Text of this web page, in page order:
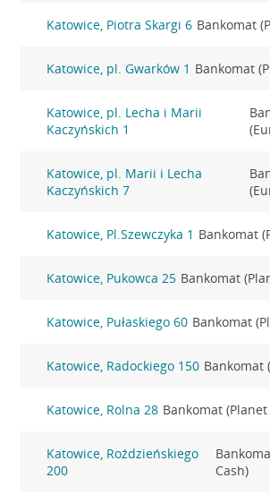
Katowice, Piotra Skargi 6 Bankomat
Katowice, pl. Gwarków 1 Bankomat
Katowice, pl. Lecha i Marii
Kaczyńskich 1
Katowice, pl. Marii i Lecha
Kaczyńskich 7
Katowice, Pl.Szewczyka 1 Bankomat
Katowice, Pukowca 25 Bankomat
Katowice, Pułaskiego 60 Bankomat
Katowice, Radockiego 150 Bankomat
Katowice, Rolna 28 Bankomat (Planet
Katowice, Roździeńskiego
200
Cash)